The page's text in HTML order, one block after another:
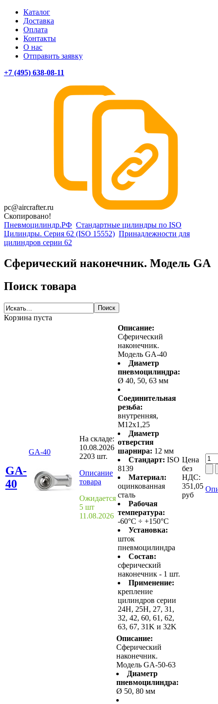
Каталог
Доставка
Оплата
Контакты
О нас
Отправить заявку
+7 (495) 638-08-11
pc@aircrafter.ru
Скопировано!
Пневмоцилиндр.РФ Стандартные цилиндры по ISO
Цилиндры. Серия 62 (ISO 15552) Принадлежности для
цилиндров серии 62
Сферический наконечник. Модель GA
Поиск товара
Корзина пуста
GA-
40
GA-40
На складе:
10.08.2026
2203 шт.
Описание
товара
Ожидается
5 шт
11.08.2026
Описание:
Сферический
наконечник.
Модель GA-40
Диаметр
пневмоцилиндра:
Ø 40, 50, 63 мм
Соединительная
резьба:
внутренняя,
M12x1,25
Диаметр
отверстия
шарнира: 12 мм
Стандарт: ISO
8139
Материал:
оцинкованная
сталь
Рабочая
температура:
-60°C ÷ +150°C
Установка:
шток
пневмоцилиндра
Состав:
сферический
наконечник - 1 шт.
Применение:
крепление
цилиндров серии
24H, 25H, 27, 31,
32, 42, 60, 61, 62,
63, 67, 31K и 32K
Цена
без
НДС:
351,05
руб
Описание:
Сферический
наконечник.
Модель GA-50-63
Диаметр
пневмоцилиндра:
Ø 50, 80 мм